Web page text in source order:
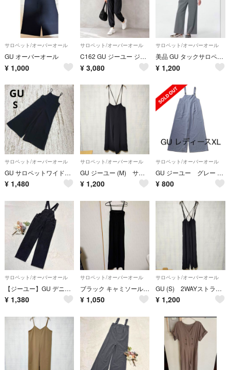
サロペット/オーバーオール
GU オーバーオール
¥ 1,000
サロペット/オーバーオール
C162 GU ジーユー ジャンプスーツ ブラック S 美品
¥ 3,080
サロペット/オーバーオール
美品 GU タックサロペットパンツ Qグレー/S
¥ 1,200
サロペット/オーバーオール
GU サロペットワイドパンツ S 黒 無地 シンプル 通年 重ね着 着回し
¥ 1,480
サロペット/オーバーオール
GU ジーユー (M) サロペットワイドパンツ ポケットあり ブラック
¥ 1,200
サロペット/オーバーオール
GU ジーユー グレー サロペット オーバーオール パンツ レディース XL
¥ 800
サロペット/オーバーオール
【ジーユー】GU デニムサロペット オーバーオール グレー M
¥ 1,380
サロペット/オーバーオール
ブラック キャミソール サロペット オールインワン
¥ 1,050
サロペット/オーバーオール
GU (S) 2WAYストラップサロペットワイドパンツ ポケットあり ブラック
¥ 1,200